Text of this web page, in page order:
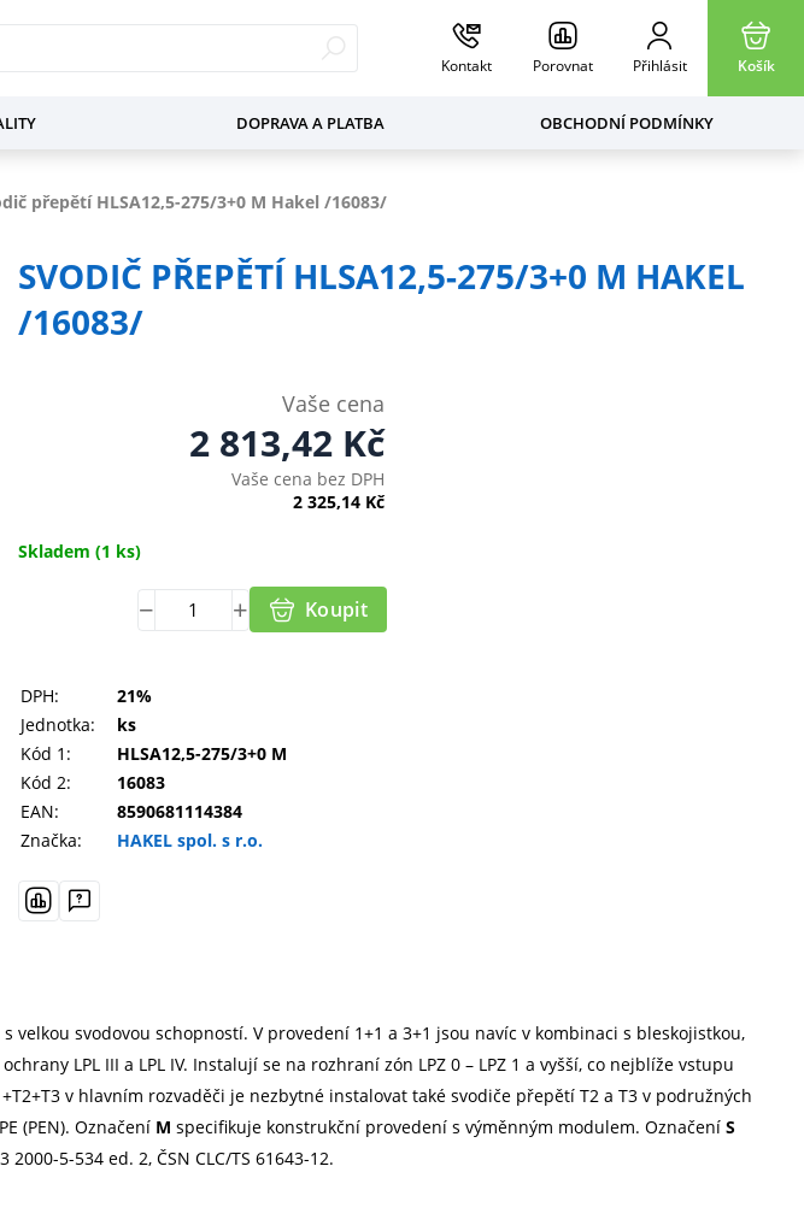
Kontakt Porovnat Přihlásit Košík
DOPRAVA A PLATBA OBCHODNÍ PODMÍNKY
přepětí HLSA12,5-275/3+0 M Hakel /16083/
SVODIČ PŘEPĚTÍ HLSA12,5-275/3+0 M HAKEL
/16083/
Vaše cena
2 813,42 Kč
Vaše cena bez DPH
2 325,14 Kč
Skladem (1 ks)
Koupit
DPH:
21%
Jednotka:
ks
Kód 1:
HLSA12,5-275/3+0 M
Kód 2:
16083
EAN:
8590681114384
Značka:
HAKEL spol. s r.o.
svodovou schopností. V provedení 1+1 a 3+1 jsou navíc v kombinaci s bleskojistkou,
LPL III a LPL IV. Instalují se na rozhraní zón LPZ 0 – LPZ 1 a vyšší, co nejblíže vstupu
v hlavním rozvaděči je nezbytné instalovat také svodiče přepětí T2 a T3 v podružných
(PEN). Označení M specifikuje konstrukční provedení s výměnným modulem. Označení S
5-534 ed. 2, ČSN CLC/TS 61643-12.